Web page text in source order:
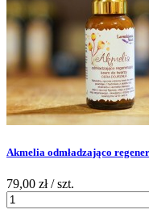
Akmelia odmładzająco
79,00 zł / szt.